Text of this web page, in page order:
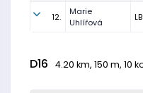
12.
Marie
Uhlířová
D16 4.20 km, 150 m, 10